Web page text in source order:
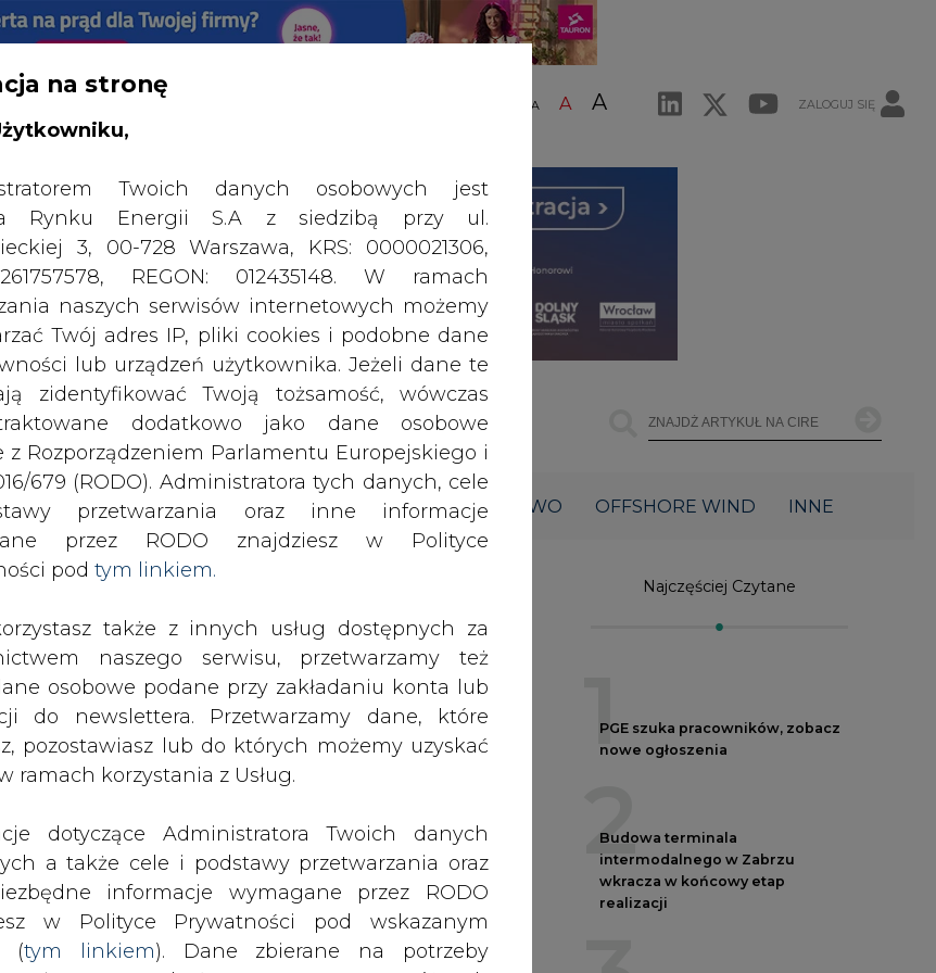
A A A ZALOGUJ SIĘ
ZMIANY KADROWE NA RYNKU CIEPŁOWNICTWO OFFSHORE WIND INNE
na stronę
Twoich danych osobowych jest
Rynku Energii S.A z siedzibą przy ul.
3, 00-728 Warszawa, KRS: 0000021306,
REGON: 012435148. W ramach
naszych serwisów internetowych możemy
Twój adres IP, pliki cookies i podobne dane
lub urządzeń użytkownika. Jeżeli dane te
zidentyfikować Twoją tożsamość, wówczas
dodatkowo jako dane osobowe
z Rozporządzeniem Parlamentu Europejskiego i
679 (RODO). Administratora tych danych, cele
przetwarzania oraz inne informacje
przez RODO znajdziesz w Polityce
pod tym linkiem.
także z innych usług dostępnych za
naszego serwisu, przetwarzamy też
osobowe podane przy zakładaniu konta lub
do newslettera. Przetwarzamy dane, które
pozostawiasz lub do których możemy uzyskać
ramach korzystania z Usług.
dotyczące Administratora Twoich danych
a także cele i podstawy przetwarzania oraz
informacje wymagane przez RODO
w Polityce Prywatności pod wskazanym
(tym linkiem). Dane zbierane na potrzeby
drukuj skomentuj udostępnij:
Korporacji Energetycznej nowy
idących zmian kadrowych.
Najczęściej Czytane
1
PGE szuka pracowników, zobacz
nowe ogłoszenia
2
Budowa terminala
intermodalnego w Zabrzu
wkracza w końcowy etap
realizacji